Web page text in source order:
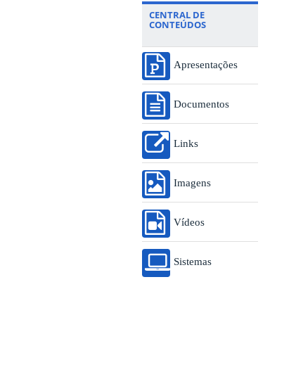
CENTRAL DE
CONTEÚDOS
Apresentações
Documentos
Links
Imagens
Vídeos
Sistemas